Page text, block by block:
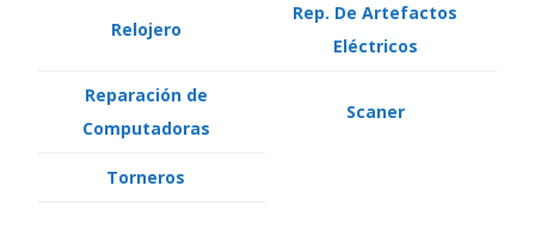
Relojero
Rep. De Artefactos
Eléctricos
Reparación de
Computadoras
Scaner
Torneros